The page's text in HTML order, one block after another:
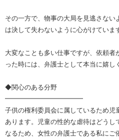
その一方で、物事の大局を見逃さない
は決して失わないように心がけていま
大変なことも多い仕事ですが、依頼者
った時には、弁護士として本当に嬉し
◆関心のある分野
━━━━━━━━━━━━
子供の権利委員会に属しているため児
あります。児童の性的な虐待はどうし
なるため、女性の弁護士である私にご